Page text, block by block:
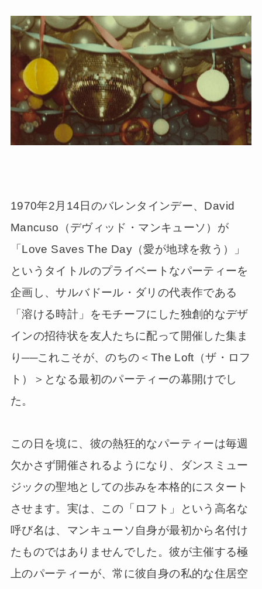
1970年2月14日のバレンタインデー、David
Mancuso（デヴィッド・マンキューソ）が
「Love Saves The Day（愛が地球を救う）」
というタイトルのプライベートなパーティーを
企画し、サルバドール・ダリの代表作である
「溶ける時計」をモチーフにした独創的なデザ
インの招待状を友人たちに配って開催した集ま
り──これこそが、のちの＜The Loft（ザ・ロフ
ト）＞となる最初のパーティーの幕開けでし
た。
この日を境に、彼の熱狂的なパーティーは毎週
欠かさず開催されるようになり、ダンスミュー
ジックの聖地としての歩みを本格的にスタート
させます。実は、この「ロフト」という高名な
呼び名は、マンキューソ自身が最初から名付け
たものではありませんでした。彼が主催する極
上のパーティーが、常に彼自身の私的な住居空